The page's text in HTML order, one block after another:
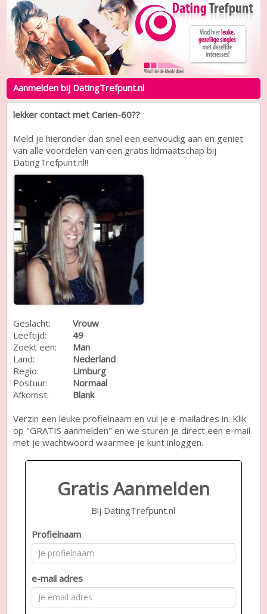
Aanmelden bij DatingTrefpunt.nl
lekker contact met Carien-60??
Meld je hieronder dan snel een eenvoudig aan en geniet
van alle voordelen van een gratis lidmaatschap bij
DatingTrefpunt.nl!!
Geslacht:
Vrouw
Leeftijd:
49
Zoekt een:
Man
Land:
Nederland
Regio:
Limburg
Postuur:
Normaal
Afkomst:
Blank
Verzin een leuke profielnaam en vul je e-mailadres in. Klik
op "GRATIS aanmelden" en we sturen je direct een e-mail
met je wachtwoord waarmee je kunt inloggen.
Gratis Aanmelden
Bij DatingTrefpunt.nl
Profielnaam
e-mail adres